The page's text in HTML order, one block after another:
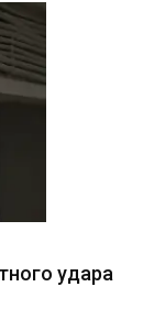
удара